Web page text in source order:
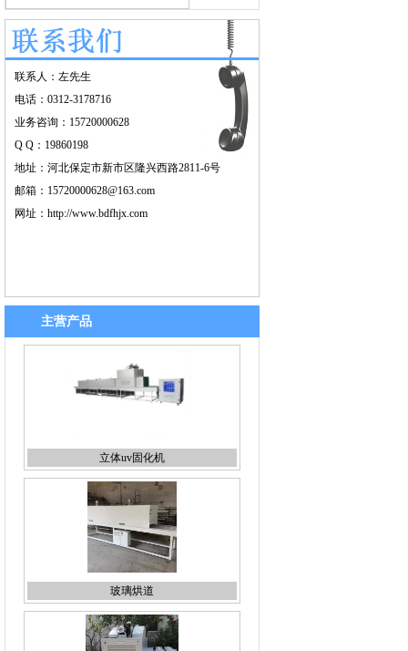
联系人：左先生
电话：0312-3178716
业务咨询：15720000628
Q Q：19860198
地址：河北保定市新市区隆兴西路2811-6号
邮箱：15720000628@163.com
网址： http://www.bdfhjx.com
主营产品
立体uv固化机
玻璃烘道
uv固化机